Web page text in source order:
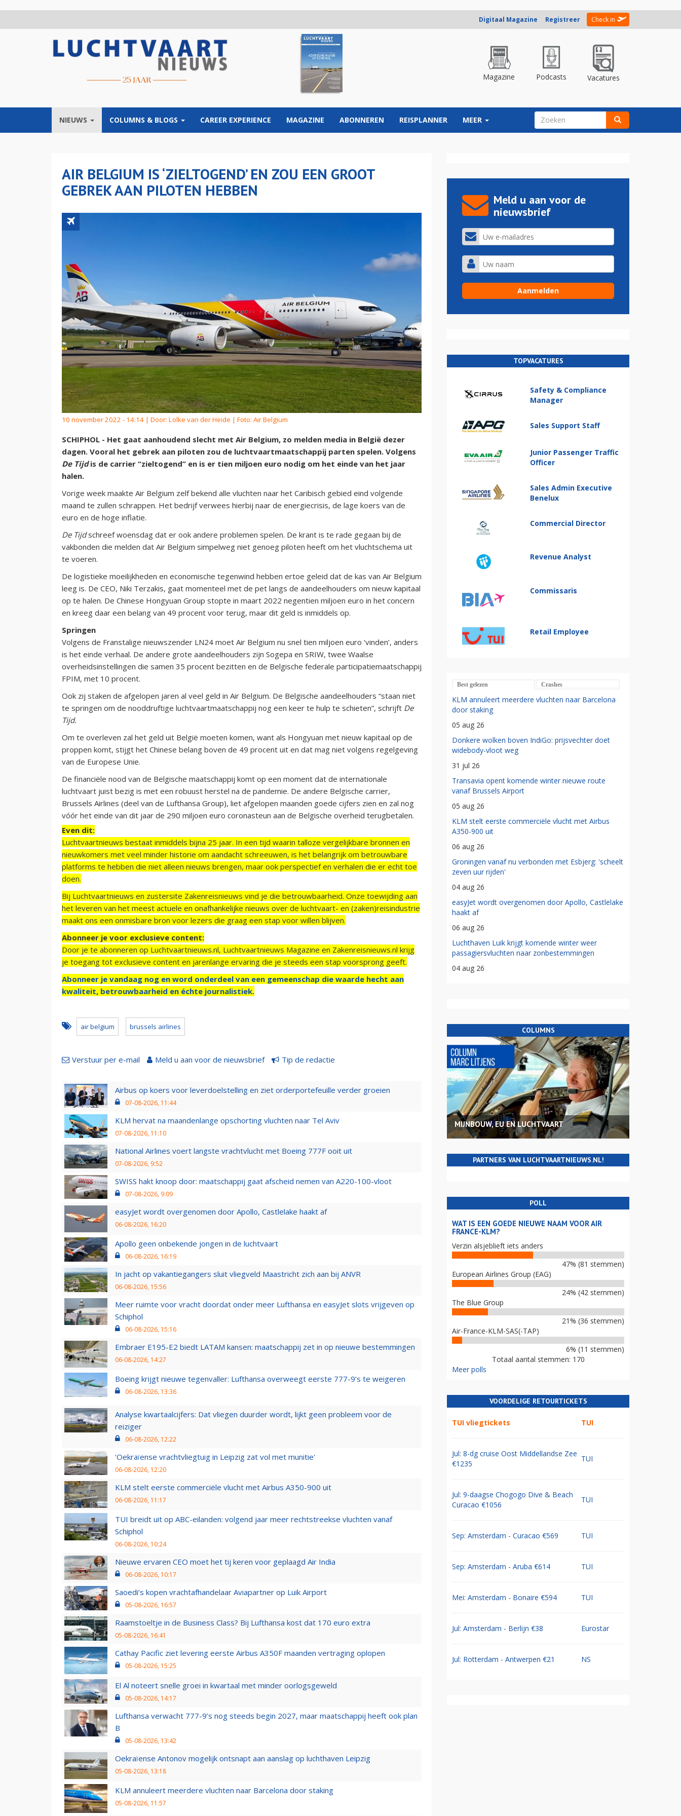
Digitaal Magazine Registreer Check in
Magazine Podcasts Vacatures
NIEUWS COLUMNS & BLOGS CAREER EXPERIENCE MAGAZINE ABONNEREN REISPLANNER MEER ZOEKVELD
AIR BELGIUM IS ‘ZIELTOGEND’ EN ZOU EEN GROOT
GEBREK AAN PILOTEN HEBBEN
10 november 2022 - 14:14 | Door: Lolke van der Heide | Foto: Air Belgium
SCHIPHOL - Het gaat aanhoudend slecht met Air Belgium, zo melden media in België dezer
dagen. Vooral het gebrek aan piloten zou de luchtvaartmaatschappij parten spelen. Volgens
De Tijdis de carrier “zieltogend” en is er tien miljoen euro nodig om het einde van het jaar
halen.
Vorige week maakte Air Belgium zelf bekend alle vluchten naar het Caribisch gebied eind volgende
maand te zullen schrappen. Het bedrijf verwees hierbij naar de energiecrisis, de lage koers van de
euro en de hoge inflatie.
De Tijdschreef woensdag dat er ook andere problemen spelen. De krant is te rade gegaan bij de
vakbonden die melden dat Air Belgium simpelweg niet genoeg piloten heeft om het vluchtschema uit
te voeren.
De logistieke moeilijkheden en economische tegenwind hebben ertoe geleid dat de kas van Air Belgium
leeg is. De CEO, Niki Terzakis, gaat momenteel met de pet langs de aandeelhouders om nieuw kapitaal
op te halen. De Chinese Hongyuan Group stopte in maart 2022 negentien miljoen euro in het concern
en kreeg daar een belang van 49 procent voor terug, maar dit geld is inmiddels op.
Springen
Volgens de Franstalige nieuwszender LN24 moet Air Belgium nu snel tien miljoen euro ‘vinden’, anders
is het einde verhaal. De andere grote aandeelhouders zijn Sogepa en SRIW, twee Waalse
overheidsinstellingen die samen 35 procent bezitten en de Belgische federale participatiemaatschappij
FPIM, met 10 procent.
Ook zij staken de afgelopen jaren al veel geld in Air Belgium. De Belgische aandeelhouders “staan niet
te springen om de nooddruftige luchtvaartmaatschappij nog een keer te hulp te schieten”, schrijft De
Tijd.
Om te overleven zal het geld uit België moeten komen, want als Hongyuan met nieuw kapitaal op de
proppen komt, stijgt het Chinese belang boven de 49 procent uit en dat mag niet volgens regelgeving
van de Europese Unie.
De financiële nood van de Belgische maatschappij komt op een moment dat de internationale
luchtvaart juist bezig is met een robuust herstel na de pandemie. De andere Belgische carrier,
Brussels Airlines (deel van de Lufthansa Group), liet afgelopen maanden goede cijfers zien en zal nog
vóór het einde van dit jaar de 290 miljoen euro coronasteun aan de Belgische overheid terugbetalen.
Even dit:
Luchtvaartnieuws bestaat inmiddels bijna 25 jaar. In een tijd waarin talloze vergelijkbare bronnen en
nieuwkomers met veel minder historie om aandacht schreeuwen, is het belangrijk om betrouwbare
platforms te hebben die niet alleen nieuws brengen, maar ook perspectief en verhalen die er echt toe
doen.
Bij Luchtvaartnieuws en zustersite Zakenreisnieuws vind je die betrouwbaarheid. Onze toewijding aan
het leveren van het meest actuele en onafhankelijke nieuws over de luchtvaart- en (zaken)reisindustrie
maakt ons een onmisbare bron voor lezers die graag een stap voor willen blijven.
Abonneer je voor exclusieve content:
Door je te abonneren op Luchtvaartnieuws.nl, Luchtvaartnieuws Magazine en Zakenreisnieuws.nl krijg
je toegang tot exclusieve content en jarenlange ervaring die je steeds een stap voorsprong geeft.
Abonneer je vandaag nog en word onderdeel van een gemeenschap die waarde hecht aan
kwaliteit, betrouwbaarheid en échte journalistiek.
air belgium brussels airlines
Verstuur per e-mail Meld u aan voor de nieuwsbrief Tip de redactie
Airbus op koers voor leverdoelstelling en ziet orderportefeuille verder groeien
07-08-2026, 11:44
KLM hervat na maandenlange opschorting vluchten naar Tel Aviv
07-08-2026, 11:10
National Airlines voert langste vrachtvlucht met Boeing 777F ooit uit
07-08-2026, 9:52
SWISS hakt knoop door: maatschappij gaat afscheid nemen van A220-100-vloot
07-08-2026, 9:09
easyJet wordt overgenomen door Apollo, Castlelake haakt af
06-08-2026, 16:20
Apollo geen onbekende jongen in de luchtvaart
06-08-2026, 16:19
In jacht op vakantiegangers sluit vliegveld Maastricht zich aan bij ANVR
06-08-2026, 15:56
Meer ruimte voor vracht doordat onder meer Lufthansa en easyJet slots vrijgeven op
Schiphol
06-08-2026, 15:16
Embraer E195-E2 biedt LATAM kansen: maatschappij zet in op nieuwe bestemmingen
06-08-2026, 14:27
Boeing krijgt nieuwe tegenvaller: Lufthansa overweegt eerste 777-9’s te weigeren
06-08-2026, 13:36
Analyse kwartaalcijfers: Dat vliegen duurder wordt, lijkt geen probleem voor de
reiziger
06-08-2026, 12:22
'Oekraïense vrachtvliegtuig in Leipzig zat vol met munitie'
06-08-2026, 12:20
KLM stelt eerste commerciële vlucht met Airbus A350-900 uit
06-08-2026, 11:17
TUI breidt uit op ABC-eilanden: volgend jaar meer rechtstreekse vluchten vanaf
Schiphol
06-08-2026, 10:24
Nieuwe ervaren CEO moet het tij keren voor geplaagd Air India
06-08-2026, 10:17
Saoedi’s kopen vrachtafhandelaar Aviapartner op Luik Airport
05-08-2026, 16:57
Raamstoeltje in de Business Class? Bij Lufthansa kost dat 170 euro extra
05-08-2026, 16:41
Cathay Pacific ziet levering eerste Airbus A350F maanden vertraging oplopen
05-08-2026, 15:25
El Al noteert snelle groei in kwartaal met minder oorlogsgeweld
05-08-2026, 14:17
Lufthansa verwacht 777-9’s nog steeds begin 2027, maar maatschappij heeft ook plan
B
05-08-2026, 13:42
Oekraïense Antonov mogelijk ontsnapt aan aanslag op luchthaven Leipzig
05-08-2026, 13:18
KLM annuleert meerdere vluchten naar Barcelona door staking
05-08-2026, 11:57
Meld u aan voor de
nieuwsbrief
TOPVACATURES
Safety & Compliance
Manager
Sales Support Staff
Junior Passenger Traffic
Officer
Sales Admin Executive
Benelux
Commercial Director
Revenue Analyst
Commissaris
Retail Employee
Best gelezen Crashes
KLM annuleert meerdere vluchten naar Barcelona
door staking
05 aug 26
Donkere wolken boven IndiGo: prijsvechter doet
widebody-vloot weg
31 jul 26
Transavia opent komende winter nieuwe route
vanaf Brussels Airport
05 aug 26
KLM stelt eerste commerciële vlucht met Airbus
A350-900 uit
06 aug 26
Groningen vanaf nu verbonden met Esbjerg: 'scheelt
zeven uur rijden'
04 aug 26
easyJet wordt overgenomen door Apollo, Castlelake
haakt af
06 aug 26
Luchthaven Luik krijgt komende winter weer
passagiersvluchten naar zonbestemmingen
04 aug 26
COLUMNS
MIJNBOUW, EU EN LUCHTVAART
PARTNERS VAN LUCHTVAARTNIEUWS.NL!
POLL
WAT IS EEN GOEDE NIEUWE NAAM VOOR AIR
FRANCE-KLM?
Verzin alsjeblieft iets anders
47% (81 stemmen)
European Airlines Group (EAG)
24% (42 stemmen)
The Blue Group
21% (36 stemmen)
Air-France-KLM-SAS(-TAP)
6% (11 stemmen)
Totaal aantal stemmen: 170
Meer polls
VOORDELIGE RETOURTICKETS
TUI vliegtickets TUI
Jul: 8-dg cruise Oost Middellandse Zee
€1235
TUI
Jul: 9-daagse Chogogo Dive & Beach
Curacao €1056
TUI
Sep: Amsterdam - Curacao €569 TUI
Sep: Amsterdam - Aruba €614 TUI
Mei: Amsterdam - Bonaire €594 TUI
Jul: Amsterdam - Berlijn €38 Eurostar
Jul: Rotterdam - Antwerpen €21 NS